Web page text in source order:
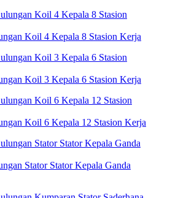
Koil 4 Kepala 8 Stasion Kerja
Koil 3 Kepala 6 Stasion Kerja
Koil 6 Kepala 12 Stasion Kerja
Stator Stator Kepala Ganda